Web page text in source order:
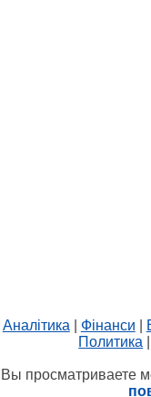
Аналітика Фінанси
Политика
Вы просматриваете